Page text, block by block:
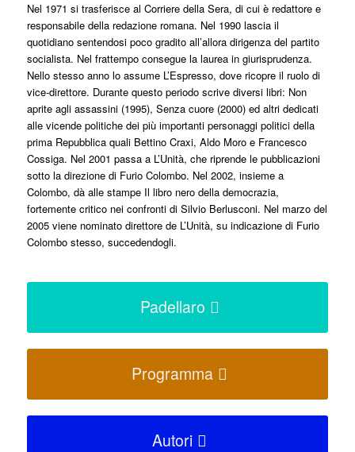
Nel 1971 si trasferisce al Corriere della Sera, di cui è redattore e
responsabile della redazione romana. Nel 1990 lascia il
quotidiano sentendosi poco gradito all’allora dirigenza del partito
socialista. Nel frattempo consegue la laurea in giurisprudenza.
Nello stesso anno lo assume L’Espresso, dove ricopre il ruolo di
vice-direttore. Durante questo periodo scrive diversi libri: Non
aprite agli assassini (1995), Senza cuore (2000) ed altri dedicati
alle vicende politiche dei più importanti personaggi politici della
prima Repubblica quali Bettino Craxi, Aldo Moro e Francesco
Cossiga. Nel 2001 passa a L’Unità, che riprende le pubblicazioni
sotto la direzione di Furio Colombo. Nel 2002, insieme a
Colombo, dà alle stampe Il libro nero della democrazia,
fortemente critico nei confronti di Silvio Berlusconi. Nel marzo del
2005 viene nominato direttore de L’Unità, su indicazione di Furio
Colombo stesso, succedendogli.
Padellaro
Programma
Autori